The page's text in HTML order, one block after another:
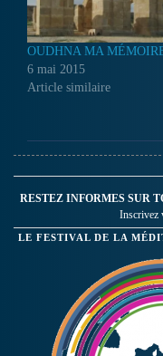
OUDHNA MA
6 mai 2015
Article similaire
RESTEZ INFORMES SUR
Inscrivez
LE FESTIVAL DE LA